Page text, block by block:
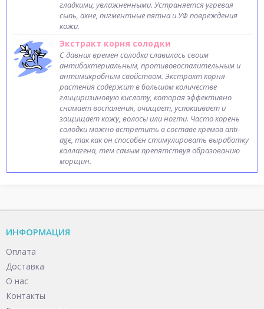
гладкими, увлажненными. Устраняется угревая
сыпь, акне, пигментные пятна и УФ повреждения
кожи.
Экстракт корня солодки
С давних времен солодка славилась своим
антибактериальным, противовоспалительным и
антимикробным свойством. Экстракт корня
растения содержит в большом количестве
глициризиновую кислоту, которая эффективно
снимает воспаления, очищает, успокаивает и
защищает кожу, волосы или ногти. Часто корень
солодки можно встретить в составе кремов anti-
age, так как он способен стимулировать выработку
коллагена, тем самым препятствуя образованию
морщин.
ИНФОРМАЦИЯ
Оплата
Доставка
О нас
Контакты